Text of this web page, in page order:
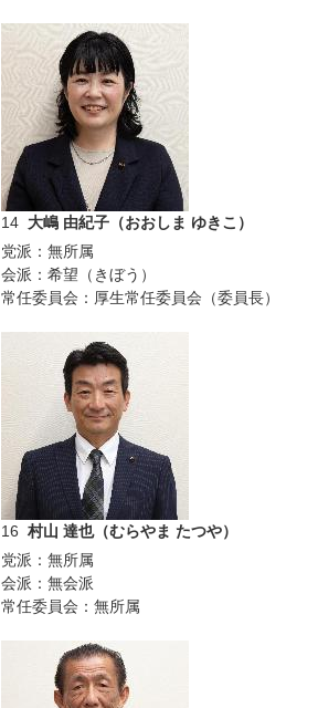
14 大嶋 由紀子（おおしま ゆきこ）
党派：無所属
会派：希望（きぼう）
常任委員会：厚生常任委員会（委員長）
16 村山 達也（むらやま たつや）
党派：無所属
会派：無会派
常任委員会：無所属